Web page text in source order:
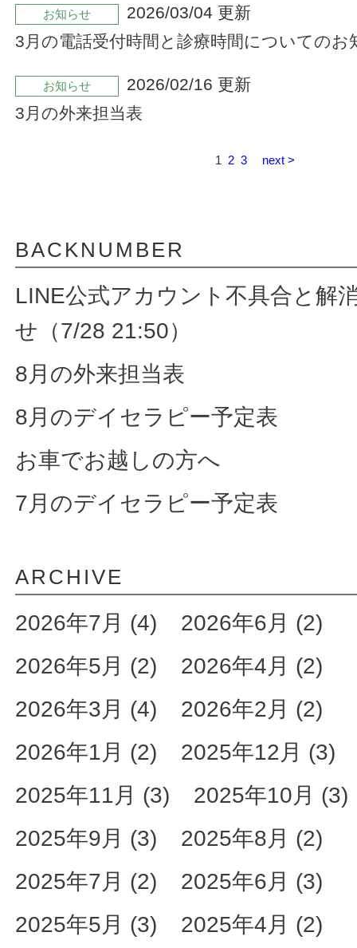
お知らせ
2026/03/04 更新
3月の電話受付時間と診療時間についてのお
お知らせ
2026/02/16 更新
3月の外来担当表
1 2 3 next >
BACKNUMBER
LINE公式アカウント不具合と解
せ（7/28 21:50）
8月の外来担当表
8月のデイセラピー予定表
お車でお越しの方へ
7月のデイセラピー予定表
ARCHIVE
2026年7月 (4)
2026年6月 (2)
2026年5月 (2)
2026年4月 (2)
2026年3月 (4)
2026年2月 (2)
2026年1月 (2)
2025年12月 (3)
2025年11月 (3)
2025年10月 (3)
2025年9月 (3)
2025年8月 (2)
2025年7月 (2)
2025年6月 (3)
2025年5月 (3)
2025年4月 (2)